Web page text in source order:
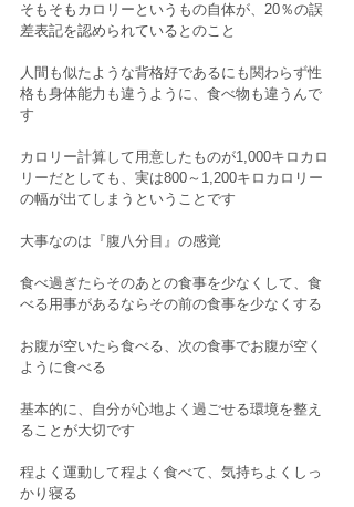
そもそもカロリーというもの自体が、20％の誤
差表記を認められているとのこと
人間も似たような背格好であるにも関わらず性
格も身体能力も違うように、食べ物も違うんで
す
カロリー計算して用意したものが1,000キロカロ
リーだとしても、実は800～1,200キロカロリー
の幅が出てしまうということです
大事なのは『腹八分目』の感覚
食べ過ぎたらそのあとの食事を少なくして、食
べる用事があるならその前の食事を少なくする
お腹が空いたら食べる、次の食事でお腹が空く
ように食べる
基本的に、自分が心地よく過ごせる環境を整え
ることが大切です
程よく運動して程よく食べて、気持ちよくしっ
かり寝る